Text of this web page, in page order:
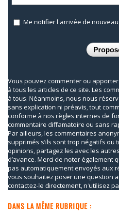
Me notifier l'arrivée de
Vous pouvez commenter ou
à tous les articles de ce site. Les
à tous. Néanmoins, nous nous
sans explication ni préavis, tout
conforme à nos règles internes de
commentaire diffamatoire ou sans
Par ailleurs, les commentaires
supprimés s’ils sont trop négatifs ou
opinions, partagez les avec les
d’avance. Merci de noter également
pas automatiquement envoyés aux
vous souhaitez poser une question
contactez-le directement, n'utilisez
DANS LA MÊME RUBRIQUE :